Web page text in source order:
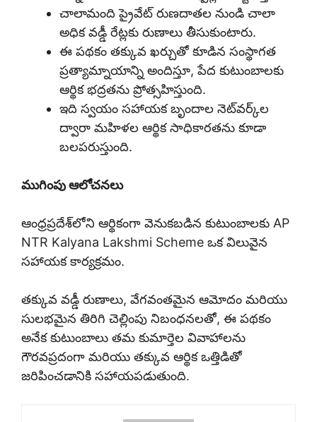
చాలామంది ప్రైవేట్ రుణదాతల నుండి చాలా
అధిక వడ్డీ రేట్లకు రుణాలు తీసుకుంటారు.
ఈ పథకం తక్కువ ఖర్చుతో కూడిన సంస్థాగత
ప్రత్యామ్నాయాన్ని అందిస్తూ, పేద కుటుంబాలకు
ఆర్థిక భద్రతను ప్రోత్సహిస్తుంది.
ఇది స్వయం సహాయక బృందాల నెట్‌వర్క్‌ల
ద్వారా మహిళల ఆర్థిక సాధికారతను కూడా
బలపరుస్తుంది.
ముగింపు ఆలోచనలు
ఆంధ్రప్రదేశ్‌లోని ఆర్థికంగా వెనుకబడిన కుటుంబాలకు AP
NTR Kalyana Lakshmi Scheme ఒక విలువైన
సహాయక కార్యక్రమం.
తక్కువ వడ్డీ రుణాలు, వేగవంతమైన ఆమోదం మరియు
సులభమైన తిరిగి చెల్లింపు నిబంధనలతో, ఈ పథకం
అనేక కుటుంబాలు తమ కుమార్తెల వివాహాలను
గౌరవప్రదంగా మరియు తక్కువ ఆర్థిక ఒత్తిడితో
జరిపించడానికి సహాయపడుతుంది.